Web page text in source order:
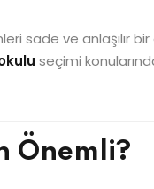
sade ve anlaşılır bir
seçimi
Önemli?